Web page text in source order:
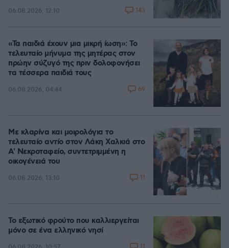
06.08.2026, 12:10 143
«Τα παιδιά έχουν μια μικρή ίωση»: Το
τελευταίο μήνυμα της μητέρας στον
πρώην σύζυγό της πριν δολοφονήσει
τα τέσσερα παιδιά τους
06.08.2026, 04:44 69
Με κλαρίνα και μοιρολόγια το
τελευταίο αντίο στον Λάκη Χαλκιά στο
A' Νεκροταφείο, συντετριμμένη η
οικογένειά του
06.08.2026, 13:10 11
Το εξωτικό φρούτο που καλλιεργείται
μόνο σε ένα ελληνικό νησί